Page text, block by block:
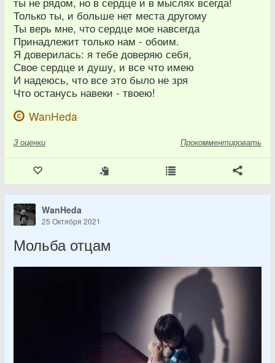
Только ты, и больше нет места другому
Ты верь мне, что сердце мое навсегда
Принадлежит только нам - обоим.
Я доверилась: я тебе доверяю себя,
Свое сердце и душу, и все что имею
И надеюсь, что все это было не зря
Что останусь навеки - твоею!
WanHeda
3 оценки Прокомментировать
WanHeda
25 Октября 2021
Мольба отцам